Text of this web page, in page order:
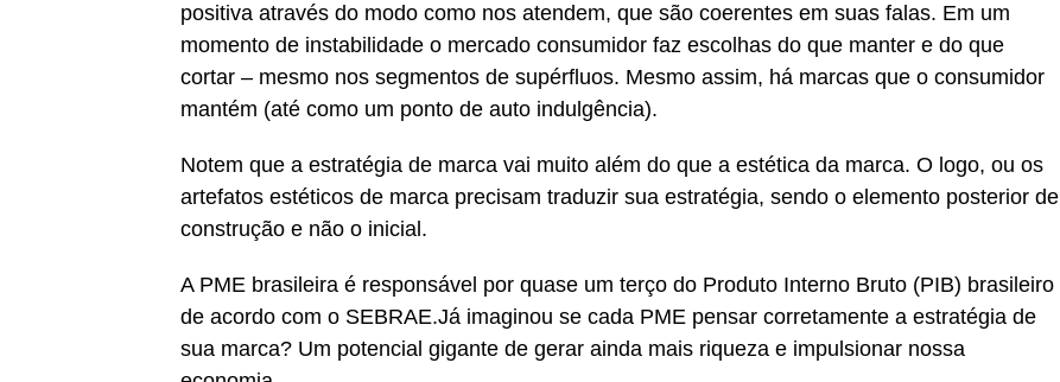
positiva através do modo como nos atendem, que são coerentes em suas falas. Em um
momento de instabilidade o mercado consumidor faz escolhas do que manter e do que
cortar – mesmo nos segmentos de supérfluos. Mesmo assim, há marcas que o consumidor
mantém (até como um ponto de auto indulgência).
Notem que a estratégia de marca vai muito além do que a estética da marca. O logo, ou os
artefatos estéticos de marca precisam traduzir sua estratégia, sendo o elemento posterior de
construção e não o inicial.
A PME brasileira é responsável por quase um terço do Produto Interno Bruto (PIB) brasileiro
de acordo com o SEBRAE.Já imaginou se cada PME pensar corretamente a estratégia de
sua marca? Um potencial gigante de gerar ainda mais riqueza e impulsionar nossa